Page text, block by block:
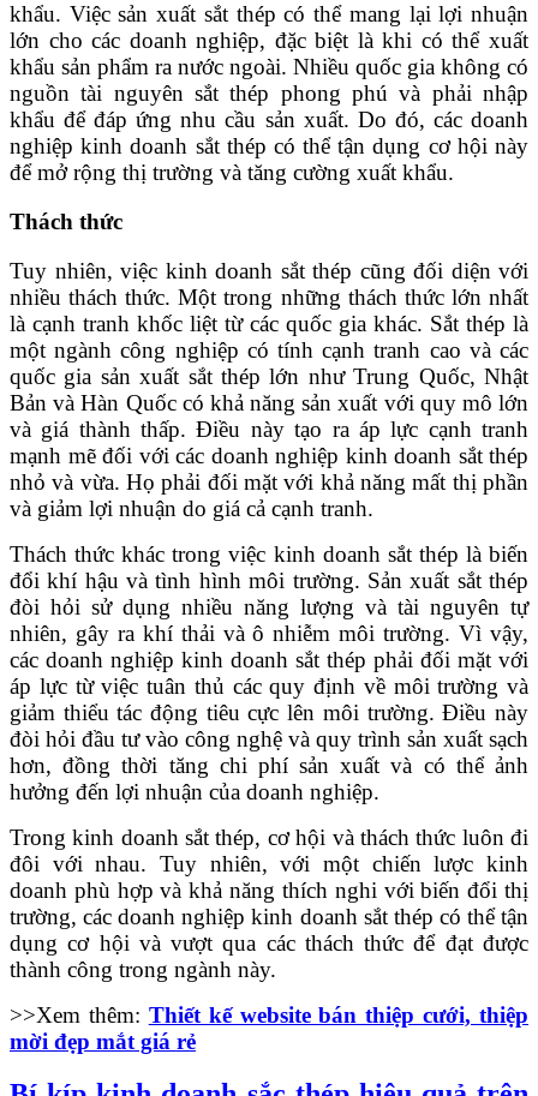
khẩu. Việc sản xuất sắt thép có thể mang lại lợi nhuận
lớn cho các doanh nghiệp, đặc biệt là khi có thể xuất
khẩu sản phẩm ra nước ngoài. Nhiều quốc gia không có
nguồn tài nguyên sắt thép phong phú và phải nhập
khẩu để đáp ứng nhu cầu sản xuất. Do đó, các doanh
nghiệp kinh doanh sắt thép có thể tận dụng cơ hội này
để mở rộng thị trường và tăng cường xuất khẩu.
Thách thức
Tuy nhiên, việc kinh doanh sắt thép cũng đối diện với
nhiều thách thức. Một trong những thách thức lớn nhất
là cạnh tranh khốc liệt từ các quốc gia khác. Sắt thép là
một ngành công nghiệp có tính cạnh tranh cao và các
quốc gia sản xuất sắt thép lớn như Trung Quốc, Nhật
Bản và Hàn Quốc có khả năng sản xuất với quy mô lớn
và giá thành thấp. Điều này tạo ra áp lực cạnh tranh
mạnh mẽ đối với các doanh nghiệp kinh doanh sắt thép
nhỏ và vừa. Họ phải đối mặt với khả năng mất thị phần
và giảm lợi nhuận do giá cả cạnh tranh.
Thách thức khác trong việc kinh doanh sắt thép là biến
đổi khí hậu và tình hình môi trường. Sản xuất sắt thép
đòi hỏi sử dụng nhiều năng lượng và tài nguyên tự
nhiên, gây ra khí thải và ô nhiễm môi trường. Vì vậy,
các doanh nghiệp kinh doanh sắt thép phải đối mặt với
áp lực từ việc tuân thủ các quy định về môi trường và
giảm thiểu tác động tiêu cực lên môi trường. Điều này
đòi hỏi đầu tư vào công nghệ và quy trình sản xuất sạch
hơn, đồng thời tăng chi phí sản xuất và có thể ảnh
hưởng đến lợi nhuận của doanh nghiệp.
Trong kinh doanh sắt thép, cơ hội và thách thức luôn đi
đôi với nhau. Tuy nhiên, với một chiến lược kinh
doanh phù hợp và khả năng thích nghi với biến đổi thị
trường, các doanh nghiệp kinh doanh sắt thép có thể tận
dụng cơ hội và vượt qua các thách thức để đạt được
thành công trong ngành này.
>>Xem thêm: Thiết kế website bán thiệp cưới, thiệp
mời đẹp mắt giá rẻ